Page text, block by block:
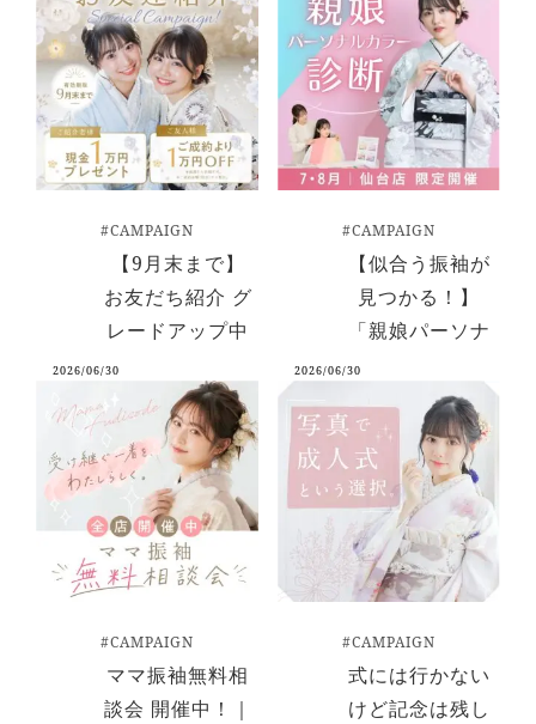
で
#CAMPAIGN
【9月末まで】
お友だち紹介 グ
レードアップ中
｜とみひろふり
そで
#CAMPAIGN
【似合う振袖が
見つかる！】
「親娘パーソナ
ルカラー診断」
｜とみひろふり
そで 仙台店
2026/06/30
#CAMPAIGN
ママ振袖無料相
談会 開催中！｜
2026/06/30
#CAMPAIGN
式には行かない
けど記念は残し